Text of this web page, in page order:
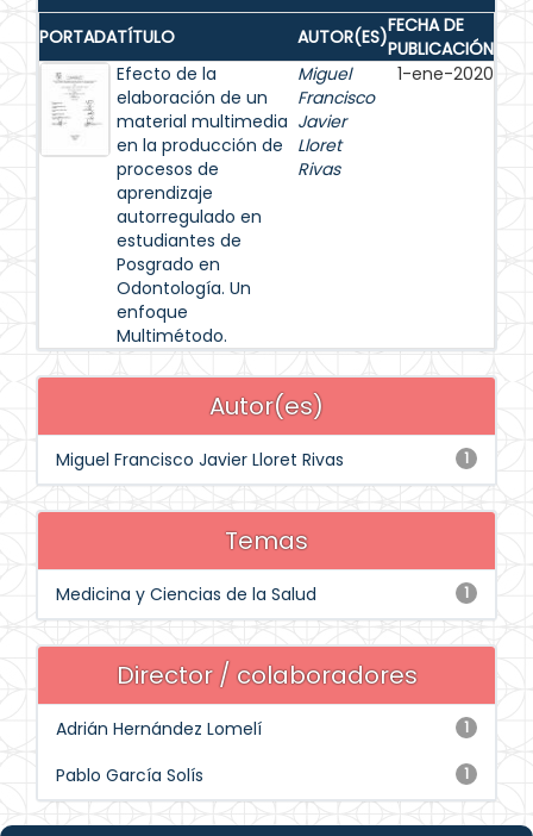
PORTADATÍTULO AUTOR(ES)FECHA DE
PUBLICACIÓN
Efecto de la
elaboración de un
material multimedia
en la producción de
procesos de
aprendizaje
autorregulado en
estudiantes de
Posgrado en
Odontología. Un
enfoque
Multimétodo.
Miguel
Francisco
Javier
Lloret
Rivas
1-ene-2020
Autor(es)
1
Miguel Francisco Javier Lloret Rivas
Temas
1
Medicina y Ciencias de la Salud
Director / colaboradores
1
Adrián Hernández Lomelí
1
Pablo García Solís